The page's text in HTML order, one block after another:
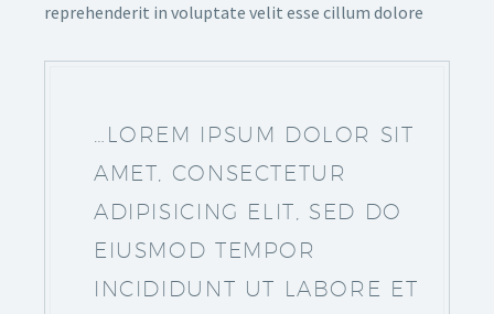
reprehenderit in voluptate velit esse cillum dolore
…LOREM IPSUM DOLOR SIT
AMET, CONSECTETUR
ADIPISICING ELIT, SED DO
EIUSMOD TEMPOR
INCIDIDUNT UT LABORE ET